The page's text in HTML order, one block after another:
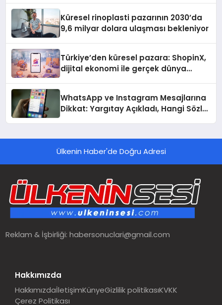
Küresel rinoplasti pazarının 2030’da
9,6 milyar dolara ulaşması bekleniyor
Türkiye’den küresel pazara: ShopinX,
dijital ekonomi ile gerçek dünya
WhatsApp ve Instagram Mesajlarına
Dikkat: Yargıtay Açıkladı, Hangi Sözler
Ülkenin Haber'de Doğru Adresi
Reklam & İşbirliği:habersonuclari@gmail.com
Hakkımızda
HakkımızdaİletişimKünyeGizlilik politikasıKVKK
Çerez Politikası